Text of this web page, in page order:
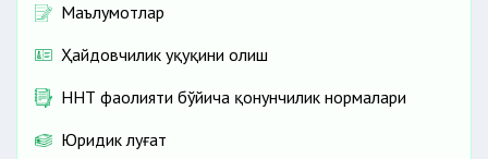
Маълумотлар
Ҳайдовчилик ҳуқуқини олиш
ННТ фаолияти бўйича қонунчилик нормалари
Юридик луғат